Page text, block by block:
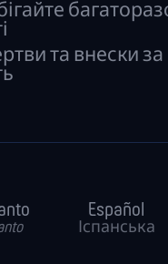
та внески за
Español
Іспанська